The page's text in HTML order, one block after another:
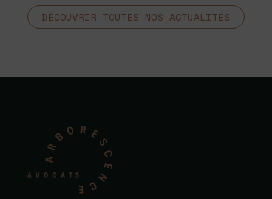
DÉCOUVRIR TOUTES NOS ACTUALITÉS